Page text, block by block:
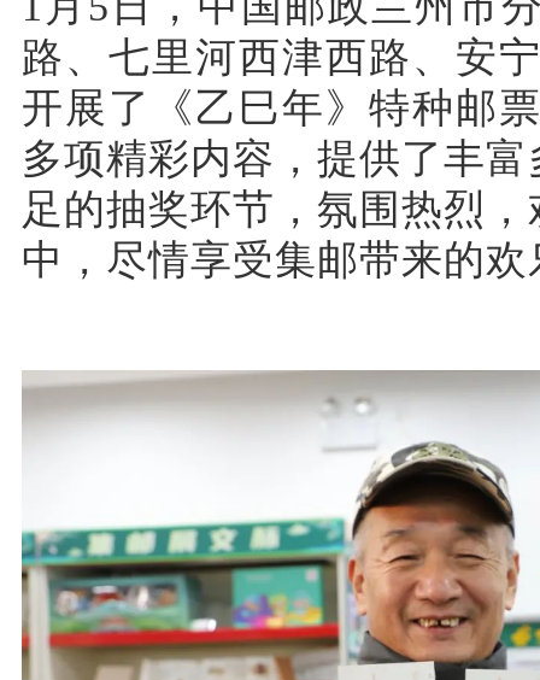
路、七里河西津西路、安
开展了《乙巳年》特种邮
多项精彩内容，提供了丰
足的抽奖环节，氛围热烈
中，尽情享受集邮带来的